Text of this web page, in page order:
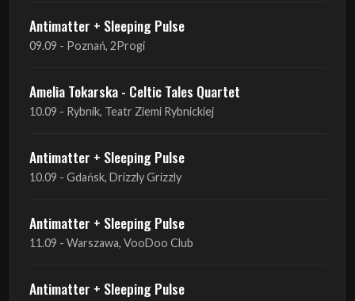
Antimatter + Sleeping Pulse
09.09 - Poznań, 2Progi
Amelia Tokarska - Celtic Tales Quartet
10.09 - Rybnik, Teatr Ziemi Rybnickiej
Antimatter + Sleeping Pulse
10.09 - Gdańsk, Drizzly Grizzly
Antimatter + Sleeping Pulse
11.09 - Warszawa, VooDoo Club
Antimatter + Sleeping Pulse